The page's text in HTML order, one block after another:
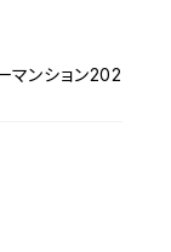
ンション202